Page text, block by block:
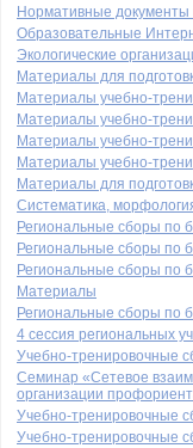
Нормативные документы
Образовательные
Экологические
Материалы для
Материалы учебно-
Материалы учебно-
Материалы учебно-
Материалы учебно-
Материалы для
Систематика,
Региональные сборы по
Региональные сборы по
Региональные сборы по
Материалы
Региональные сборы по
4 сессия региональных
Учебно-тренировочные
Семинар «Сетевое
организации
Учебно-тренировочные
Учебно-тренировочные